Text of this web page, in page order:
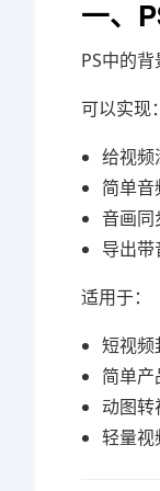
一、
PS中的
可以实现：
给视频
简单
音画同
导出
适用于：
短视频
简单
动图转
轻量视